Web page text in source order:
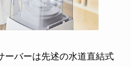
ーバーは先述の水道直結式